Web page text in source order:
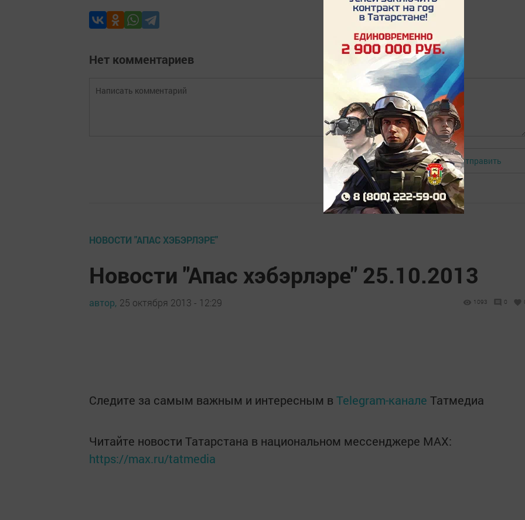
Нет комментариев
Авторизоваться Отправить
НОВОСТИ "АПАС ХЭБЭРЛЭРЕ"
Новости "Апас хэбэрлэре" 25.10.2013
автор, 25 октября 2013 - 12:29 1093 0
Следите за самым важным и интересным в Telegram-канале Татмедиа
Читайте новости Татарстана в национальном мессенджере MАХ:
https://max.ru/tatmedia